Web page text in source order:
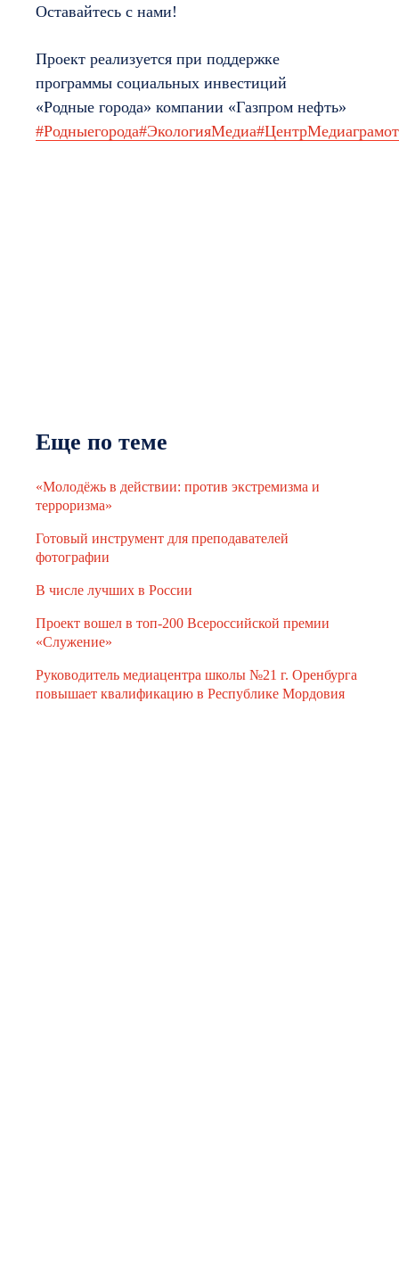
Оставайтесь с нами!
Проект реализуется при поддержке
программы социальных инвестиций
«Родные города» компании «Газпром нефть»
#Родныегорода#ЭкологияМедиа
Еще по теме
«Молодёжь в действии: против экстремизма и
терроризма»
Готовый инструмент для преподавателей
фотографии
В числе лучших в России
Проект вошел в топ-200 Всероссийской премии
«Служение»
Руководитель медиацентра школы №21 г. Оренбурга
повышает квалификацию в Республике Мордовия